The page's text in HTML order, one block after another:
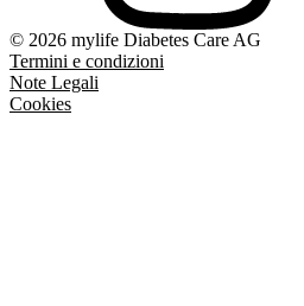
© 2026 mylife Diabetes Care AG
Termini e condizioni
Note Legali
Cookies